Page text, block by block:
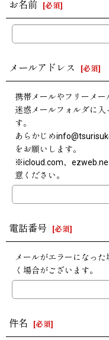
お名前 [必須]
メールアドレス [必須]
携帯メールやフリーメ
迷惑メールフォルダに入
す。
あらかじめ
をお願いします。
※icloud.com、
意ください。
電話番号 [必須]
メールがエラーになっ
く場合がございます。
件名 [必須]